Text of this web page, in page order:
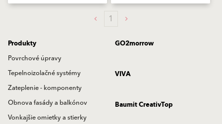
1
Produkty
Povrchové úpravy
Tepelnoizolačné systémy
Zateplenie - komponenty
Obnova fasády a balkónov
Vonkajšie omietky a stierky
GO2morrow
VIVA
Baumit CreativTop